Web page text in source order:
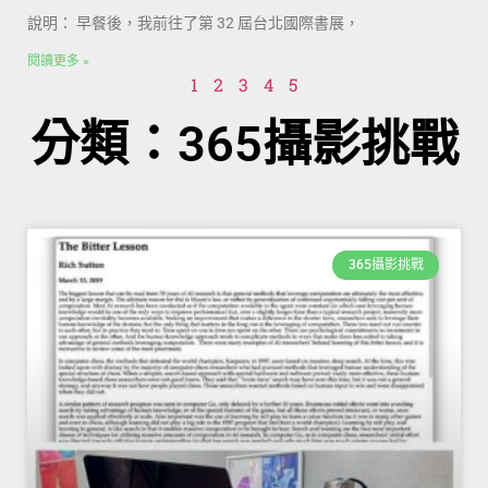
說明： 早餐後，我前往了第 32 屆台北國際書展，
閱讀更多 »
1 2 3 4 5
分類：365攝影挑戰
365攝影挑戰